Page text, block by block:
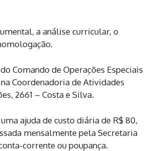
a análise curricular, o
Comando de Operações Especiais
Coordenadoria de Atividades
2661 – Costa e Silva.
ajuda de custo diária de R$ 80,
mensalmente pela Secretaria
corrente ou poupança.